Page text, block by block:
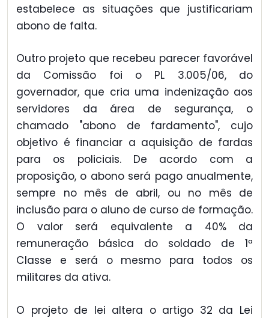
estabelece as situações que justificariam
abono de falta.
Outro projeto que recebeu parecer favorável
da Comissão foi o PL 3.005/06, do
governador, que cria uma indenização aos
servidores da área de segurança, o
chamado "abono de fardamento", cujo
objetivo é financiar a aquisição de fardas
para os policiais. De acordo com a
proposição, o abono será pago anualmente,
sempre no mês de abril, ou no mês de
inclusão para o aluno de curso de formação.
O valor será equivalente a 40% da
remuneração básica do soldado de 1ª
Classe e será o mesmo para todos os
militares da ativa.
O projeto de lei altera o artigo 32 da Lei